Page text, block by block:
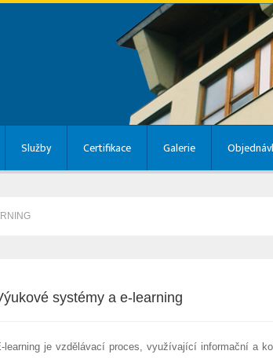
Služby Certifikace Galerie
systémy a e-learning
learning je vzdělávací proces, využívající informační a